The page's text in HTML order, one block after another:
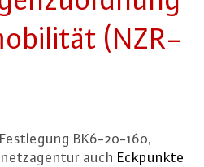
(NZR-
BK6-20-160,
auch Eckpunkte